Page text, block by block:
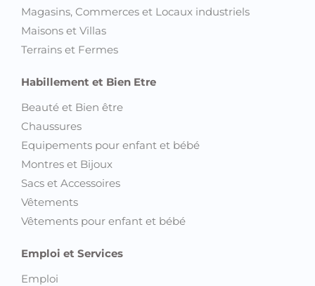
Magasins, Commerces et Locaux industriels
Maisons et Villas
Terrains et Fermes
Habillement et Bien Etre
Beauté et Bien être
Chaussures
Equipements pour enfant et bébé
Montres et Bijoux
Sacs et Accessoires
Vêtements
Vêtements pour enfant et bébé
Emploi et Services
Emploi